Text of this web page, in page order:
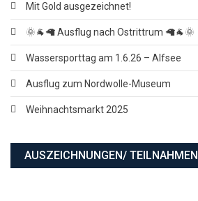
Mit Gold ausgezeichnet!
🌞🐐🦙 Ausflug nach Ostrittrum 🦙🐐🌞
Wassersporttag am 1.6.26 – Alfsee
Ausflug zum Nordwolle-Museum
Weihnachtsmarkt 2025
AUSZEICHNUNGEN/ TEILNAHMEN